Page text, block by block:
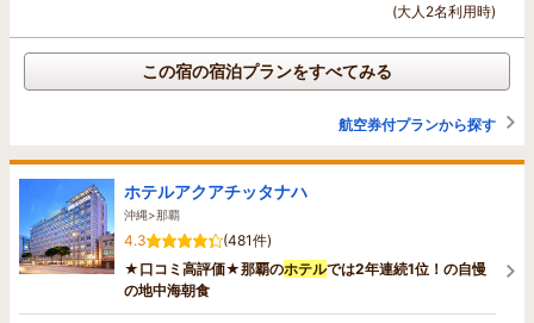
(大人2名利用時)
この宿の宿泊プランをすべてみる
航空券付プランから探す
ホテルアクアチッタナハ
沖縄>那覇
4.3
(481件)
★口コミ高評価★那覇のホテルでは2年連続1位！の自慢
の地中海朝食